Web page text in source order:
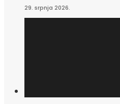
29. srpnja 2026.